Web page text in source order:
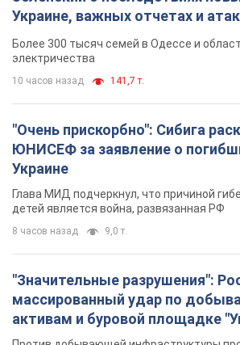
Украине
детей является война, развязанная РФ
"Значительные разрушения":
массированный удар по
активам и буровой площадке
десятки БПЛА